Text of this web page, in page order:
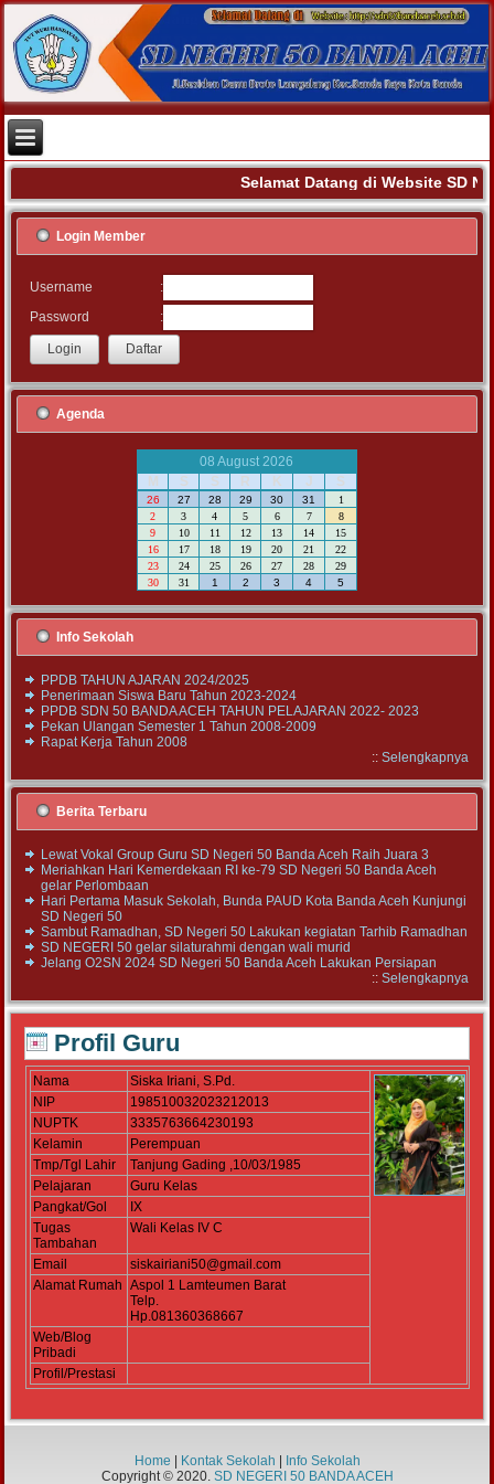
Selamat Datang di Website SD
Login Member
Username
:
Password
:
Agenda
08 August 2026
M
S S R K J S
26 27 28 29 30 31
1
2
3 4 5 6 7
8
9
10 11 12 13 14
15
16
17 18 19 20 21
22
23
24 25 26 27 28
29
30
31 1 2 3 4 5
Info Sekolah
PPDB TAHUN AJARAN 2024/2025
Penerimaan Siswa Baru Tahun 2023-2024
PPDB SDN 50 BANDA ACEH TAHUN PELAJARAN 2022- 2023
Pekan Ulangan Semester 1 Tahun 2008-2009
Rapat Kerja Tahun 2008
:: Selengkapnya
Berita Terbaru
Lewat Vokal Group Guru SD Negeri 50 Banda Aceh Raih Juara 3
Meriahkan Hari Kemerdekaan RI ke-79 SD Negeri 50 Banda Aceh
gelar Perlombaan
Hari Pertama Masuk Sekolah, Bunda PAUD Kota Banda Aceh Kunjungi
SD Negeri 50
Sambut Ramadhan, SD Negeri 50 Lakukan kegiatan Tarhib Ramadhan
SD NEGERI 50 gelar silaturahmi dengan wali murid
Jelang O2SN 2024 SD Negeri 50 Banda Aceh Lakukan Persiapan
:: Selengkapnya
Profil Guru
Nama
Siska Iriani, S.Pd.
NIP
198510032023212013
NUPTK
3335763664230193
Kelamin
Perempuan
Tmp/Tgl Lahir
Tanjung Gading ,10/03/1985
Pelajaran
Guru Kelas
Pangkat/Gol
IX
Tugas
Tambahan
Wali Kelas IV C
Email
siskairiani50@gmail.com
Alamat Rumah
Aspol 1 Lamteumen Barat
Telp.
Hp.081360368667
Web/Blog
Pribadi
Profil/Prestasi
Home Kontak Sekolah
Info Sekolah
Copyright © 2020. SD NEGERI 50 BANDA ACEH